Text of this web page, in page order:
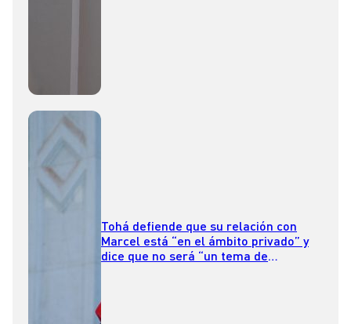
Tohá defiende que su relación con
Marcel está “en el ámbito privado” y
dice que no será “un tema de